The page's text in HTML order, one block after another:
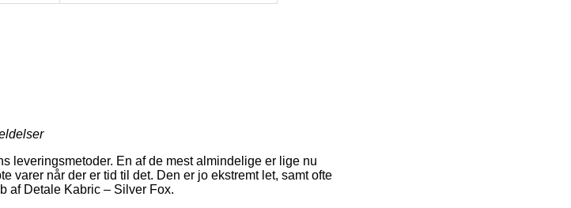
leveringsmetoder. En af de mest almindelige er lige nu
varer når der er tid til det. Den er jo ekstremt let, samt ofte
af Detale Kabric – Silver Fox.